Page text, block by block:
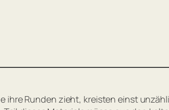
ihre Runden zieht, kreisten einst